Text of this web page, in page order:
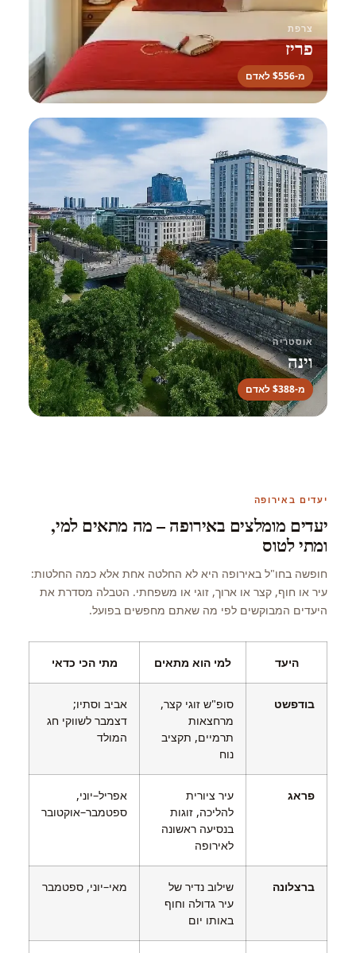
צרפת
פריז
מ-$556 לאדם
אוסטריה
וינה
מ-$388 לאדם
יעדים באירופה
יעדים מומלצים באירופה – מה מתאים למי,
ומתי לטוס
חופשה בחו"ל באירופה היא לא החלטה אחת אלא כמה החלטות:
עיר או חוף, קצר או ארוך, זוגי או משפחתי. הטבלה מסדרת את
היעדים המבוקשים לפי מה שאתם מחפשים בפועל.
היעד למי הוא מתאים מתי הכי כדאי
בודפשט
סופ"ש זוגי קצר,
מרחצאות
תרמיים, תקציב
נוח
אביב וסתיו;
דצמבר לשווקי חג
המולד
פראג
עיר ציורית
להליכה, זוגות
בנסיעה ראשונה
לאירופה
אפריל–יוני,
ספטמבר–אוקטובר
ברצלונה
שילוב נדיר של
עיר גדולה וחוף
באותו יום
מאי–יוני, ספטמבר